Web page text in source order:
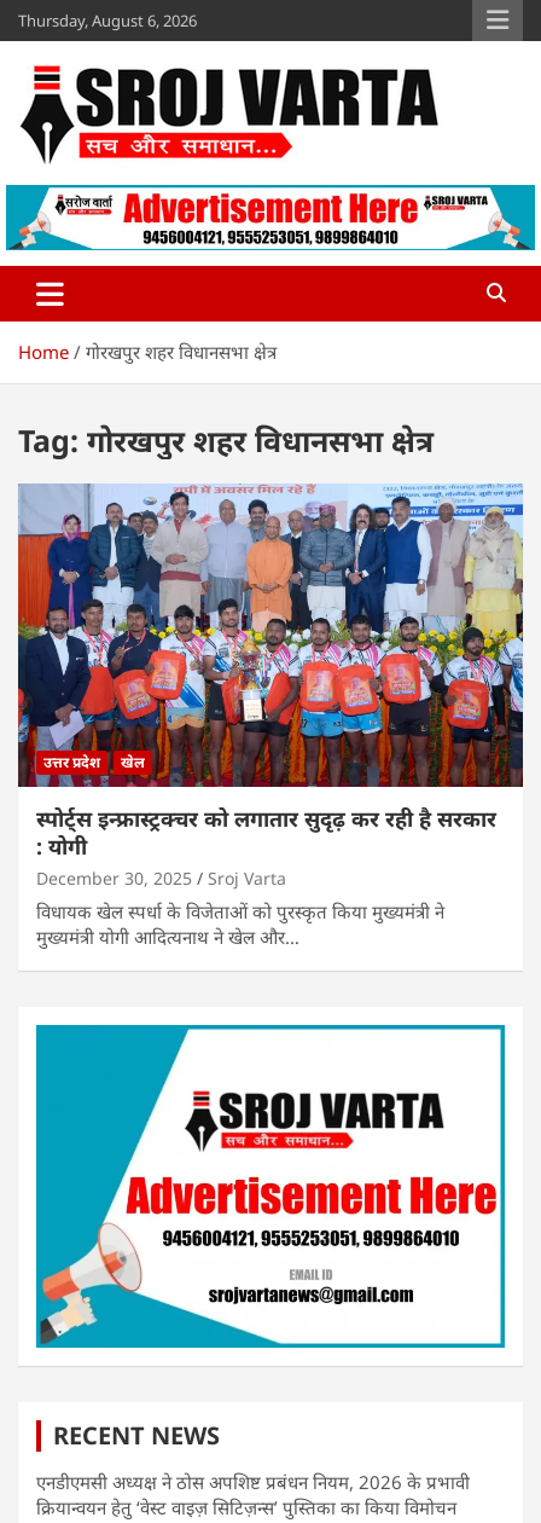
Skip
to
content
Thursday, August 6, 2026
Sroj Varta
www.srojvarta.in
Home गोरखपुर शहर विधानसभा क्षेत्र
Tag: गोरखपुर शहर विधानसभा क्षेत्र
उत्तर प्रदेश खेल
स्पोर्ट्स इन्फ्रास्ट्रक्चर को लगातार सुदृढ़ कर रही है सरकार
: योगी
December 30, 2025 Sroj Varta
विधायक खेल स्पर्धा के विजेताओं को पुरस्कृत किया मुख्यमंत्री ने
मुख्यमंत्री योगी आदित्यनाथ ने खेल और…
RECENT NEWS
एनडीएमसी अध्यक्ष ने ठोस अपशिष्ट प्रबंधन नियम, 2026 के प्रभावी
क्रियान्वयन हेतु ‘वेस्ट वाइज़ सिटिज़न्स’ पुस्तिका का किया विमोचन